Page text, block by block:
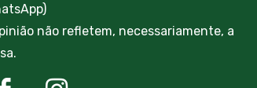
não refletem, necessariamente, a